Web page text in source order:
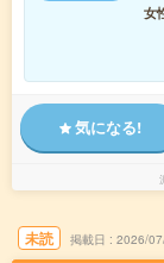
女
気になる!
未読 掲載日 2026/